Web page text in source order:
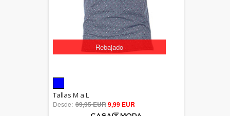
Rebajado
out of 5
Tallas M a L
Desde: 39,95 EUR9,99 EUR